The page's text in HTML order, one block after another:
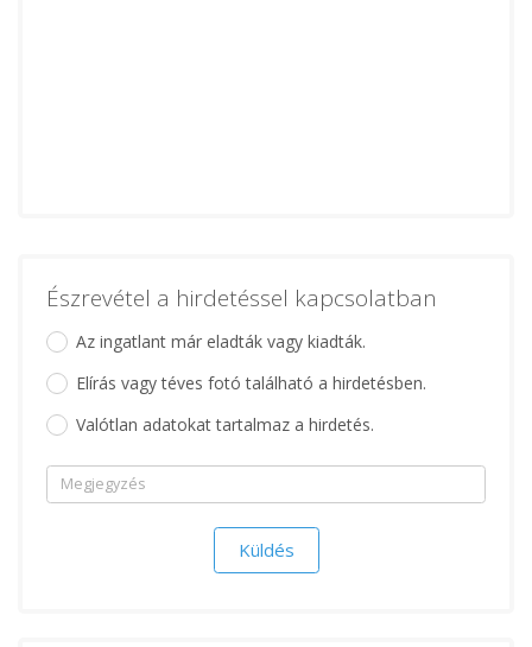
Észrevétel a hirdetéssel kapcsolatban
Az ingatlant már eladták vagy kiadták.
Elírás vagy téves fotó található a hirdetésben.
Valótlan adatokat tartalmaz a hirdetés.